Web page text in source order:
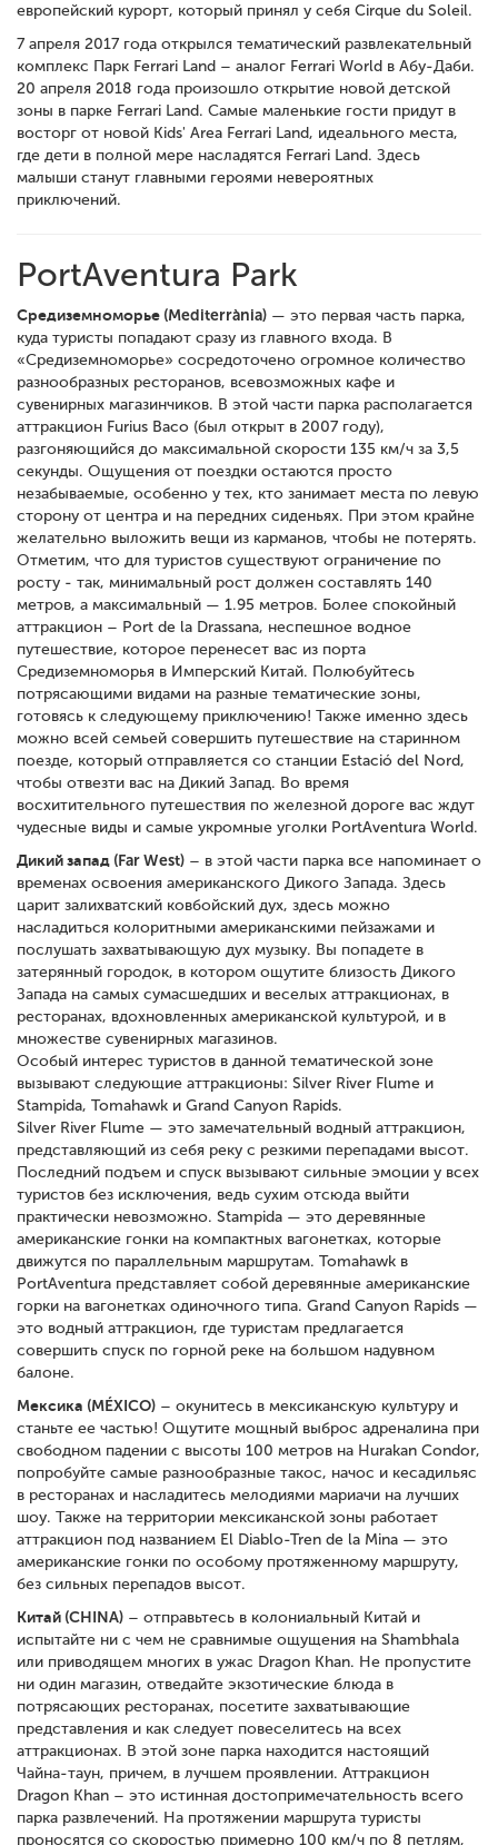
европейский курорт, который принял у себя Cirque du Soleil.
7 апреля 2017 года открылся тематический развлекательный
комплекс Парк Ferrari Land – аналог Ferrari World в Абу-Даби.
20 апреля 2018 года произошло открытие новой детской
зоны в парке Ferrari Land. Самые маленькие гости придут в
восторг от новой Kids' Area Ferrari Land, идеального места,
где дети в полной мере насладятся Ferrari Land. Здесь
малыши станут главными героями невероятных
приключений.
PortAventura Park
Средиземноморье (Mediterrània) — это первая часть парка,
куда туристы попадают сразу из главного входа. В
«Средиземноморье» сосредоточено огромное количество
разнообразных ресторанов, всевозможных кафе и
сувенирных магазинчиков. В этой части парка располагается
аттракцион Furius Baco (был открыт в 2007 году),
разгоняющийся до макcимальной скорости 135 км/ч за 3,5
секунды. Ощущения от поездки остаются просто
незабываемые, особенно у тех, кто занимает места по левую
сторону от центра и на передних сиденьях. При этом крайне
желательно выложить вещи из карманов, чтобы не потерять.
Отметим, что для туристов существуют ограничение по
росту - так, минимальный рост должен составлять 140
метров, а максимальный — 1.95 метров. Более спокойный
аттракцион – Port de la Drassana, неспешное водное
путешествие, которое перенесет вас из порта
Средиземноморья в Имперский Китай. Полюбуйтесь
потрясающими видами на разные тематические зоны,
готовясь к следующему приключению! Также именно здесь
можно всей семьей совершить путешествие на старинном
поезде, который отправляется со станции Estació del Nord,
чтобы отвезти вас на Дикий Запад. Во время
восхитительного путешествия по железной дороге вас ждут
чудесные виды и самые укромные уголки PortAventura World.
Дикий запад (Far West) – в этой части парка все напоминает о
временах освоения американского Дикого Запада. Здесь
царит залихватский ковбойский дух, здесь можно
насладиться колоритными американскими пейзажами и
послушать захватывающую дух музыку. Вы попадете в
затерянный городок, в котором ощутите близость Дикого
Запада на самых сумасшедших и веселых аттракционах, в
ресторанах, вдохновленных американской культурой, и в
множестве сувенирных магазинов.
Особый интерес туристов в данной тематической зоне
вызывают следующие аттракционы: Silver River Flume и
Stampida, Tomahawk и Grand Canyon Rapids.
Silver River Flume — это замечательный водный аттракцион,
представляющий из себя реку с резкими перепадами высот.
Последний подъем и спуск вызывают сильные эмоции у всех
туристов без исключения, ведь сухим отсюда выйти
практически невозможно. Stampida — это деревянные
американские гонки на компактных вагонетках, которые
движутся по параллельным маршрутам. Tomahawk в
PortAventura представляет собой деревянные американские
горки на вагонетках одиночного типа. Grand Canyon Rapids —
это водный аттракцион, где туристам предлагается
совершить спуск по горной реке на большом надувном
балоне.
Мексика (MÉXICO) – окунитесь в мексиканскую культуру и
станьте ее частью! Ощутите мощный выброс адреналина при
свободном падении с высоты 100 метров на Hurakan Condor,
попробуйте самые разнообразные такос, начос и кесадильяс
в ресторанах и насладитесь мелодиями мариачи на лучших
шоу. Также на территории мексиканской зоны работает
аттракцион под названием El Diablo-Tren de la Mina — это
американские гонки по особому протяженному маршруту,
без сильных перепадов высот.
Китай (CHINA) – отправьтесь в колониальный Китай и
испытайте ни с чем не сравнимые ощущения на Shambhala
или приводящем многих в ужас Dragon Khan. Не пропустите
ни один магазин, отведайте экзотические блюда в
потрясающих ресторанах, посетите захватывающие
представления и как следует повеселитесь на всех
аттракционах. В этой зоне парка находится настоящий
Чайна-таун, причем, в лучшем проявлении. Аттракцион
Dragon Khan – это истинная достопримечательность всего
парка развлечений. На протяжении маршрута туристы
проносятся со скоростью примерно 100 км/ч по 8 петлям,